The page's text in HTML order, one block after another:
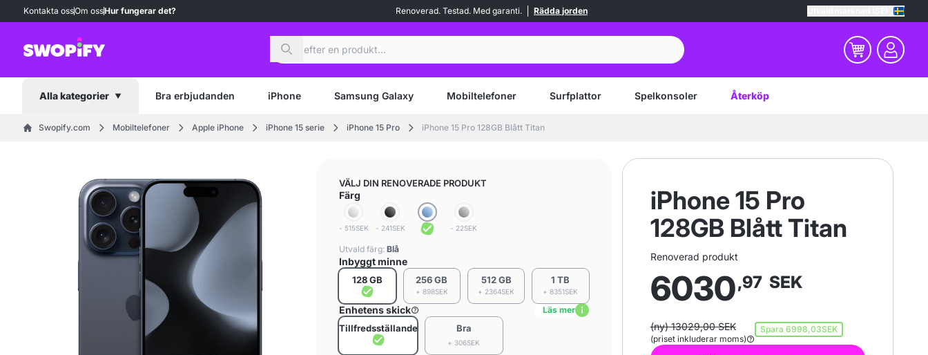
Kontakta ossOm ossHur fungerar det? Renoverad. Testad. Med garanti. Rädda jorden
Alla kategorier Bra erbjudanden iPhone Samsung Galaxy Mobiltelefoner Surfplattor Spelkonsoler Återköp
Swopify.com Mobiltelefoner Apple iPhone iPhone 15 serie iPhone 15 Pro iPhone 15 Pro 128GB Blått Titan
VÄLJ DIN RENOVERADE PRODUKT
Färg
- 515SEK - 241SEK - 22SEK
Utvald färg:Blå
Inbyggt minne
128 GB 256 GB
+ 898SEK
512 GB
+ 2364SEK
1 TB
+ 8351SEK
Enhetens skick Läs mer
Tillfredsställande Bra
+ 306SEK
iPhone 15 Pro
128GB Blått Titan
Renoverad produkt
6030,97 SEK
(ny) 13029,00 SEK
(priset inkluderar moms)
Spara 6998,03SEK